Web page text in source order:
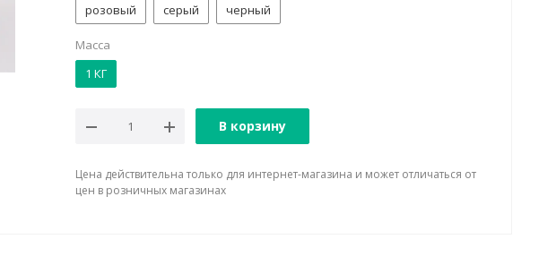
розовый серый черный
Масса
1 КГ
В корзину
Цена действительна только для интернет-магазина и может отличаться от
цен в розничных магазинах